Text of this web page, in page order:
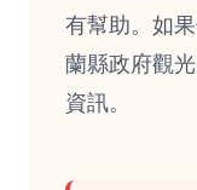
有幫助。如
蘭縣政府觀
資訊。